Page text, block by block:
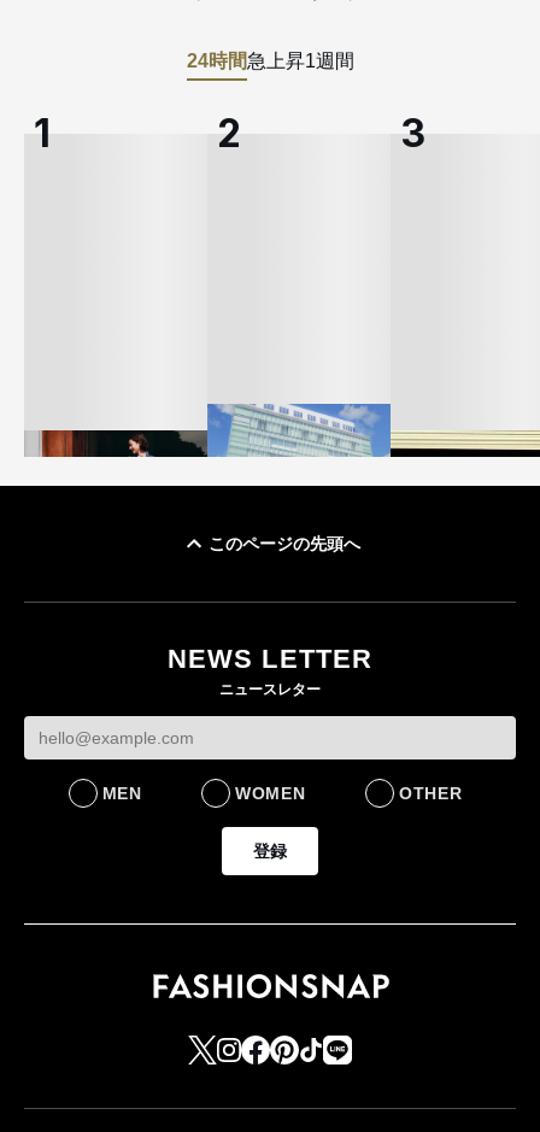
24時間急上昇1週間
ケットなど7型を発売
FASHION
このページの先頭へ
NEWS LETTER
ニュースレター
MEN WOMEN OTHER
登録